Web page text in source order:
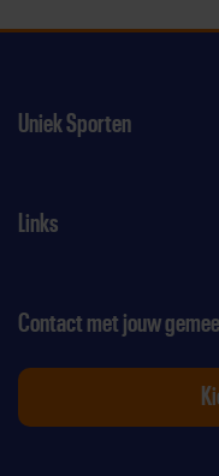
Uniek Sporten
Links
Contact met jouw